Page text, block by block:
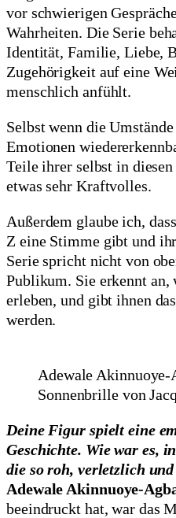
vor schwierigen
Wahrheiten. Die Serie
Identität, Familie, Liebe,
Zugehörigkeit auf eine
menschlich anfühlt.
Selbst wenn die
Emotionen
Teile ihrer selbst in
etwas sehr Kraftvolles.
Außerdem glaube ich,
Z eine Stimme gibt und
Serie spricht nicht von
Publikum. Sie erkennt an,
erleben, und gibt ihnen
werden.
Adewale Akinnuoye-
Sonnenbrille von
Deine Figur spielt eine
Geschichte. Wie war es,
die so roh, verletzlich
Adewale Akinnuoye-
beeindruckt hat, war das